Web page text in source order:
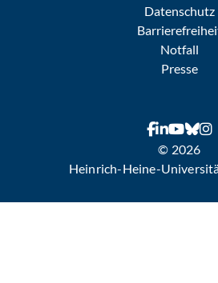
Datenschutz
Notfall
Presse
© 2026
Heinrich-Heine-